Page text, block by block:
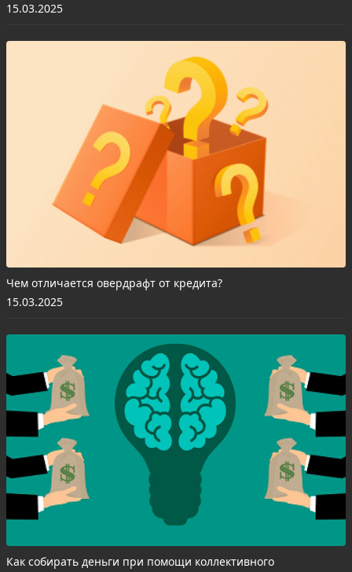
15.03.2025
Чем отличается овердрафт от кредита?
15.03.2025
Как собирать деньги при помощи коллективного